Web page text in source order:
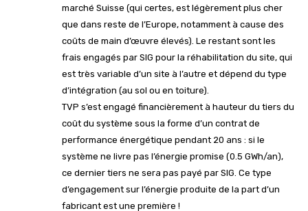
marché Suisse (qui certes, est légèrement plus cher
que dans reste de l’Europe, notamment à cause des
coûts de main d’œuvre élevés). Le restant sont les
frais engagés par SIG pour la réhabilitation du site, qui
est très variable d’un site à l’autre et dépend du type
d’intégration (au sol ou en toiture).
TVP s’est engagé financièrement à hauteur du tiers du
coût du système sous la forme d’un contrat de
performance énergétique pendant 20 ans : si le
système ne livre pas l’énergie promise (0.5 GWh/an),
ce dernier tiers ne sera pas payé par SIG. Ce type
d’engagement sur l’énergie produite de la part d’un
fabricant est une première !